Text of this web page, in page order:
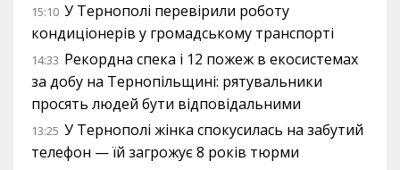
15:10 У Тернополі перевірили роботу
кондиціонерів у громадському транспорті
14:33 Рекордна спека і 12 пожеж в екосистемах
за добу на Тернопільщині: рятувальники
просять людей бути відповідальними
13:25 У Тернополі жінка спокусилась на забутий
телефон — їй загрожує 8 років тюрми